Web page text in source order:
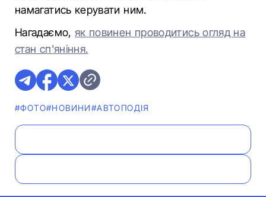
намагатись керувати ним.
Нагадаємо, як повинен проводитись огляд на
стан сп'яніння.
#ФОТО#НОВИНИ#АВТОПОДІЯ